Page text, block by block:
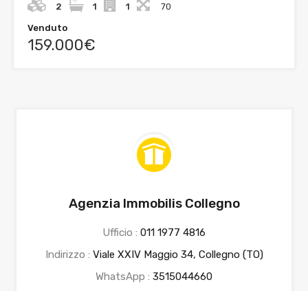
2 1 1 70
Venduto
159.000€
Agenzia Immobilis Collegno
Ufficio : 011 1977 4816
Indirizzo : Viale XXIV Maggio 34, Collegno (TO)
WhatsApp : 3515044660